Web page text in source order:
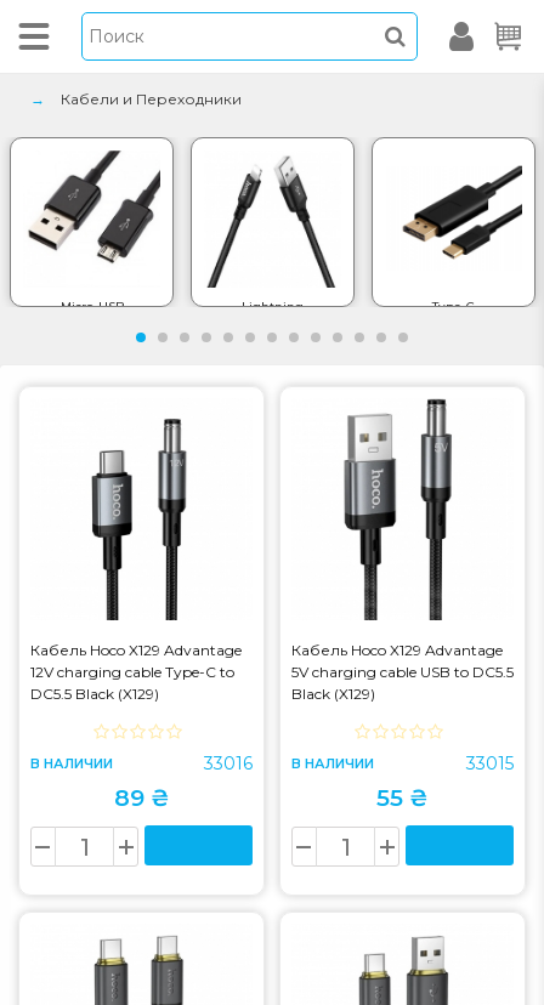
Кабели и Переходники
Micro-USB Lightning Type-C
Кабель Hoco X129 Advantage
12V charging cable Type-C to
DC5.5 Black (X129)
В НАЛИЧИИ 33016
89 ₴
Кабель Hoco X129 Advantage
5V charging cable USB to DC5.5
Black (X129)
В НАЛИЧИИ 33015
55 ₴